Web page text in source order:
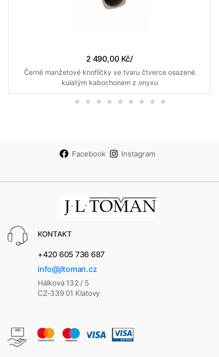
2 490,00 Kč/
Černé manžetové knoflíčky ve tvaru čtverce osazené
kulatým kabochonem z onyxu
Facebook Instagram
KONTAKT
+420 605 736 687
info@jltoman.cz
Hálkova 132 / 5
CZ-339 01 Klatovy